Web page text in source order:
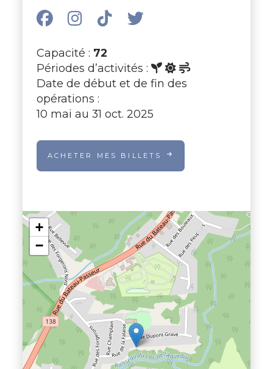
Capacité : 72
Périodes d’activités :
Date de début et de fin des
opérations :
10 mai au 31 oct. 2025
ACHETER MES BILLETS
+
−